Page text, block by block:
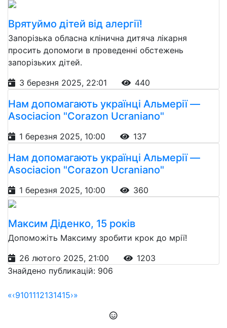
Врятуймо дітей від алергії!
Запорізька обласна клінична дитяча лікарня
просить допомоги в проведенні обстежень
запорізьких дітей.
3 березня 2025, 22:01
440
Нам допомагають українці Альмерії —
Asociacion "Corazon Ucraniano"
1 березня 2025, 10:00 137
Нам допомагають українці Альмерії —
Asociacion "Corazon Ucraniano"
1 березня 2025, 10:00 360
Максим Діденко, 15 років
Допоможіть Максиму зробити крок до мрії!
26 лютого 2025, 21:00
1203
Знайдено публикацій: 906
«‹9101112131415›»